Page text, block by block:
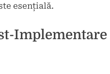
esențială.